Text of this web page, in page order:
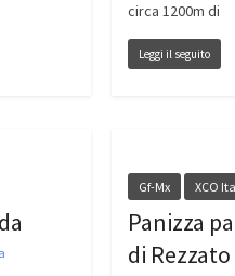
circa 1200m di
Leggi il seguito
Gf-Mx XCO
Panizza
di Rezzato